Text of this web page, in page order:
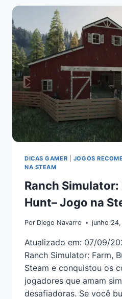
DICAS GAMER
JOGOS
NA STEAM
Ranch Simulator:
Hunt– Jogo na
Por Diego Navarro junho
Atualizado em: 07/09/
Ranch Simulator: Farm,
Steam e conquistou os
jogadores que amam
desafiadoras. Se você